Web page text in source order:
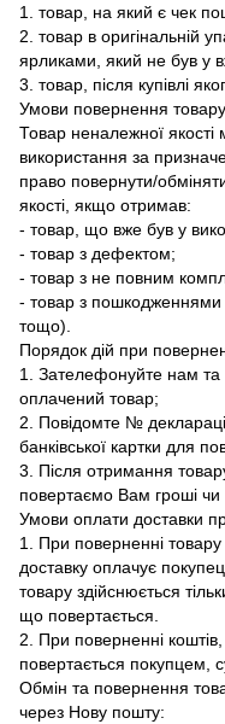
1. товар, на який є чек
2. товар в оригінальній
ярликами, який не був у
3. товар, після купівлі
Умови повернення
Товар неналежної якості
використання за
право повернути/
якості, якщо отримав:
- товар, що вже був у
- товар з дефектом;
- товар з не повним
- товар з
тощо).
Порядок дій при
1. Зателефонуйте нам та
оплачений товар;
2. Повідомте №
банківської картки для
3. Після отримання
повертаємо Вам гроші чи
Умови оплати доставки
1. При поверненні товару
доставку оплачує
товару здійснюється
що повертається.
2. При поверненні
повертається покупцем,
Обмін та повернення
через Нову пошту: